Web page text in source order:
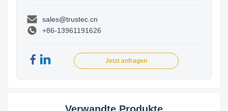
sales@trustec.cn
+86-13961191626
Jetzt anfragen